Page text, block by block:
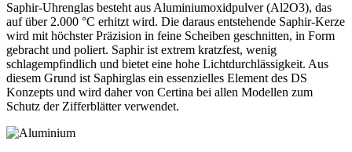
Saphir-Uhrenglas besteht aus Aluminiumoxidpulver (Al2O3), das
auf über 2.000 °C erhitzt wird. Die daraus entstehende Saphir-Kerze
wird mit höchster Präzision in feine Scheiben geschnitten, in Form
gebracht und poliert. Saphir ist extrem kratzfest, wenig
schlagempfindlich und bietet eine hohe Lichtdurchlässigkeit. Aus
diesem Grund ist Saphirglas ein essenzielles Element des DS
Konzepts und wird daher von Certina bei allen Modellen zum
Schutz der Zifferblätter verwendet.